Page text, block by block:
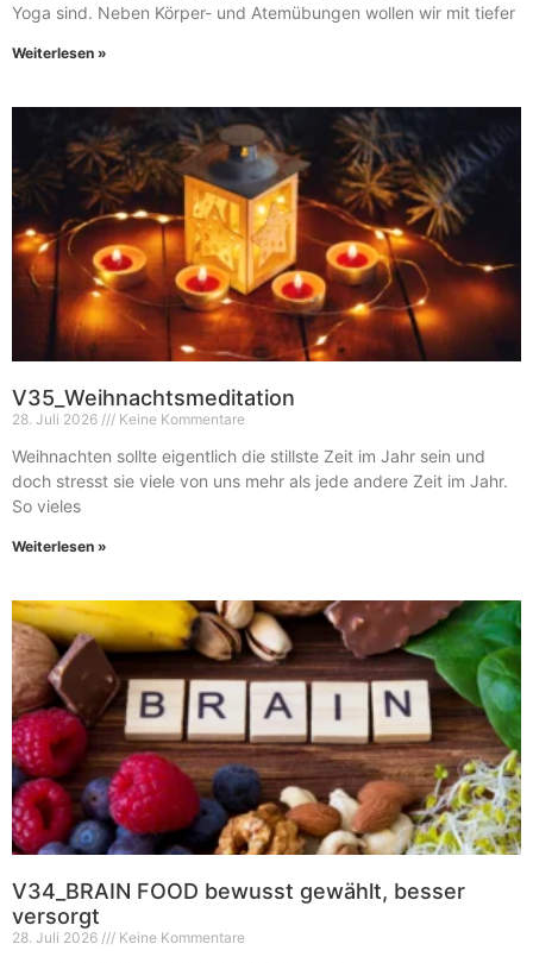
Yoga sind. Neben Körper- und Atemübungen wollen wir mit tiefer
Weiterlesen »
V35_Weihnachtsmeditation
28. Juli 2026 Keine Kommentare
Weihnachten sollte eigentlich die stillste Zeit im Jahr sein und
doch stresst sie viele von uns mehr als jede andere Zeit im Jahr.
So vieles
Weiterlesen »
V34_BRAIN FOOD bewusst gewählt, besser
versorgt
28. Juli 2026 Keine Kommentare